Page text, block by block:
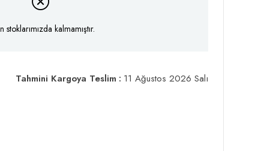
stoklarımızda kalmamıştır.
Tahmini Kargoya Teslim : 11 Ağustos 2026 Salı